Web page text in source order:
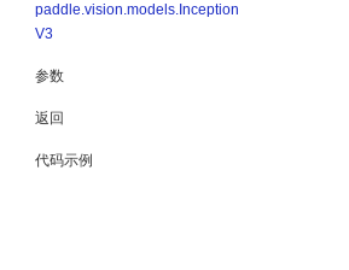
paddle.vision.models.Inception
V3
参数
返回
代码示例